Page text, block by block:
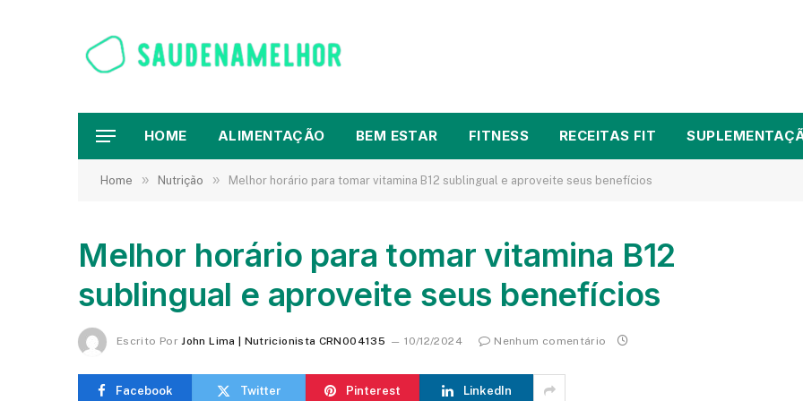
HOME ALIMENTAÇÃO BEM ESTAR FITNESS RECEITAS FIT
Home » Nutrição » Melhor horário para tomar vitamina B12 sublingual e aproveite seus benefícios
Melhor horário para tomar vitamina B12
sublingual e aproveite seus benefícios
Escrito Por John Lima | Nutricionista CRN004135 10/12/2024 Nenhum comentário
Facebook Twitter Pinterest LinkedIn